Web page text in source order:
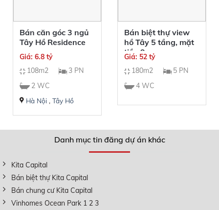
Bán căn góc 3 ngủ
Tây Hồ Residence
Giá: 6.8 tỷ
108m2
3 PN
2 WC
Hà Nội ,Tây Hồ
Bán biệt thự view
hồ Tây 5 tầng, mặt
tiền 9m
Giá: 52 tỷ
180m2
5 PN
4 WC
Danh mục tin đăng dự án khác
Kita Capital
Bán biệt thự Kita Capital
Bán chung cư Kita Capital
Vinhomes Ocean Park 1 2 3